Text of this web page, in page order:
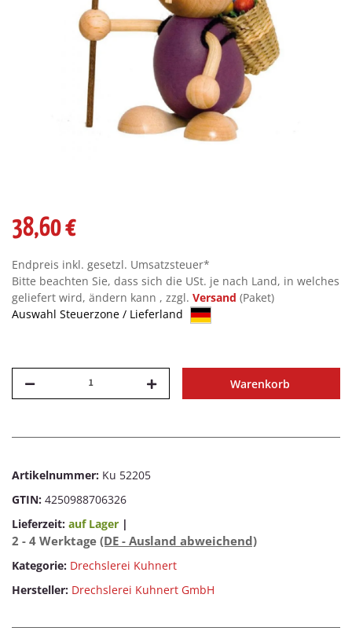
38,60 €
Endpreis inkl. gesetzl. Umsatzsteuer*
Bitte beachten Sie, dass sich die USt. je nach Land, in welches
geliefert wird, ändern kann , zzgl. Versand (Paket)
Auswahl Steuerzone / Lieferland
Warenkorb
Artikelnummer: Ku 52205
GTIN: 4250988706326
Lieferzeit: auf Lager |
2 - 4 Werktage (DE - Ausland abweichend)
Kategorie: Drechslerei Kuhnert
Hersteller: Drechslerei Kuhnert GmbH